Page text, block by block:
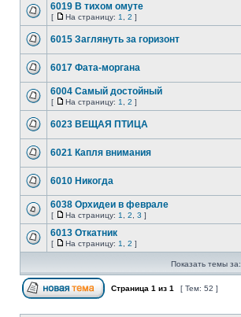
6019 В тихом омуте
[ На страницу: 1 2 ]
6015 Заглянуть за горизонт
6017 Фата-моргана
6004 Самый достойный
[ На страницу: 1 2 ]
6023 ВЕЩАЯ ПТИЦА
6021 Капля внимания
6010 Никогда
6038 Орхидеи в феврале
[ На страницу: 1 2 3 ]
6013 Откатник
[ На страницу: 1 2 ]
Показать темы за:
Страница 1 из 1 [ Тем: 52 ]